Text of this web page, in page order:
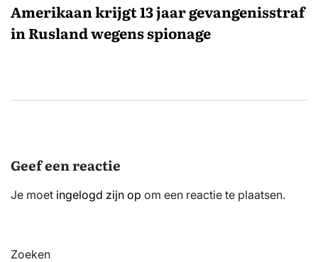
Amerikaan krijgt 13 jaar gevangenisstraf
in Rusland wegens spionage
Geef een reactie
Je moet ingelogd zijn op om een reactie te plaatsen.
Zoeken